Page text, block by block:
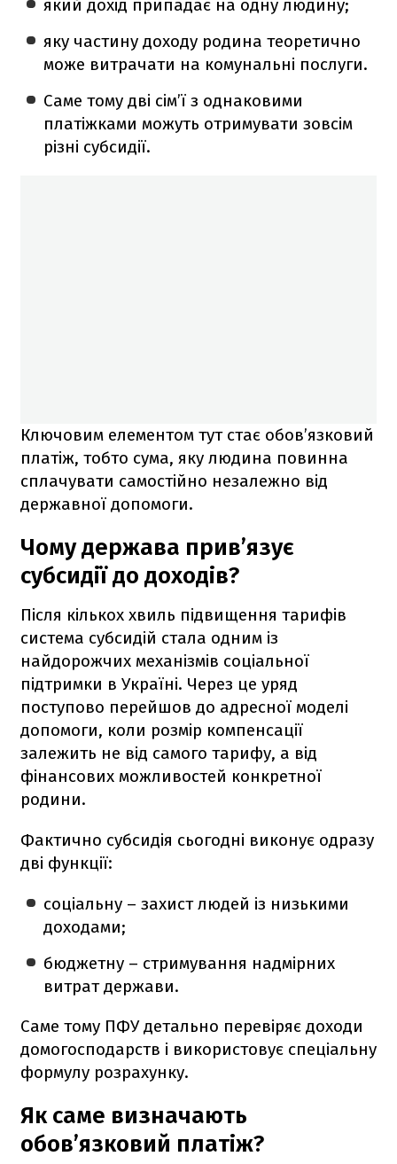
який дохід припадає на одну людину;
яку частину доходу родина теоретично
може витрачати на комунальні послуги.
Саме тому дві сім’ї з однаковими
платіжками можуть отримувати зовсім
різні субсидії.
Ключовим елементом тут стає обов’язковий
платіж, тобто сума, яку людина повинна
сплачувати самостійно незалежно від
державної допомоги.
Чому держава прив’язує
субсидії до доходів?
Після кількох хвиль підвищення тарифів
система субсидій стала одним із
найдорожчих механізмів соціальної
підтримки в Україні. Через це уряд
поступово перейшов до адресної моделі
допомоги, коли розмір компенсації
залежить не від самого тарифу, а від
фінансових можливостей конкретної
родини.
Фактично субсидія сьогодні виконує одразу
дві функції:
соціальну – захист людей із низькими
доходами;
бюджетну – стримування надмірних
витрат держави.
Саме тому ПФУ детально перевіряє доходи
домогосподарств і використовує спеціальну
формулу розрахунку.
Як саме визначають
обов’язковий платіж?